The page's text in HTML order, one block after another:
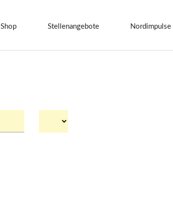
Shop Stellenangebote Nordimpulse